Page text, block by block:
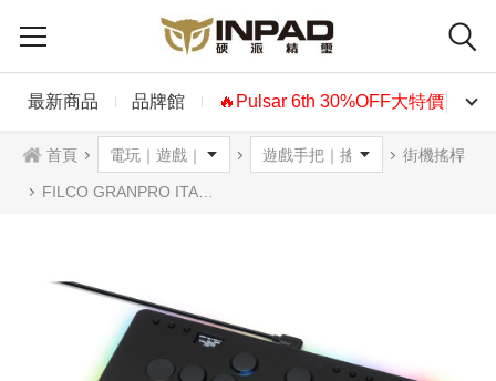
最新商品 品牌館 🔥Pulsar 6th 30%OFF大特價🔥
首頁 街機搖桿
FILCO GRANPRO ITADAKI 格鬥街機控制器